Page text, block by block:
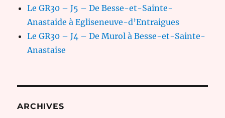
Le GR30 – J5 – De Besse-et-Sainte-
Anastaide à Egliseneuve-d’Entraigues
Le GR30 – J4 – De Murol à Besse-et-Sainte-
Anastaise
ARCHIVES